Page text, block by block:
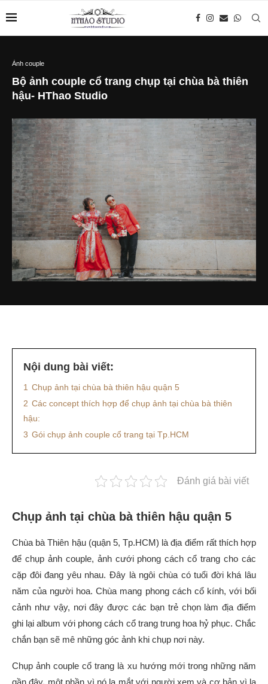
Ảnh couple
Bộ ảnh couple cổ trang chụp tại chùa bà thiên
hậu- HThao Studio
Nội dung bài viết:
1 Chụp ảnh tại chùa bà thiên hậu quận 5
2 Các concept thích hợp để chụp ảnh tại chùa bà thiên
hậu:
3 Gói chụp ảnh couple cổ trang tại Tp.HCM
Đánh giá bài viết
Chụp ảnh tại chùa bà thiên hậu quận 5
Chùa bà Thiên hậu (quận 5, Tp.HCM) là địa điểm rất thích hợp
để chụp ảnh couple, ảnh cưới phong cách cổ trang cho các
cặp đôi đang yêu nhau. Đây là ngôi chùa có tuổi đời khá lâu
năm của người hoa. Chùa mang phong cách cổ kính, với bối
cảnh như vậy, nơi đây được các bạn trẻ chọn làm địa điểm
ghi lại album với phong cách cổ trang trung hoa hỷ phục. Chắc
chắn bạn sẽ mê những góc ảnh khi chụp nơi này.
Chụp ảnh couple cổ trang là xu hướng mới trong những năm
gần đây, một phần vì nó lạ mắt với người xem và cơ bản vì lạ